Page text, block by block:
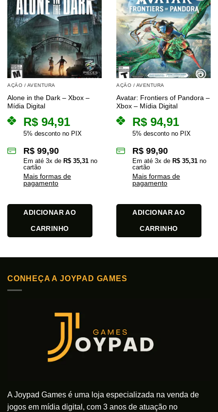
AÇÃO / AVENTURA
Alone in the Dark – Xbox –
Mídia Digital
R$ 94,91
5% desconto no PIX
R$ 99,90
Em até 3x de R$ 35,31 no
cartão
Mais formas de
pagamento
ADICIONAR AO
CARRINHO
AÇÃO / AVENTURA
Avatar: Frontiers of Pandora –
Xbox – Mídia Digital
R$ 94,91
5% desconto no PIX
R$ 99,90
Em até 3x de R$ 35,31 no
cartão
Mais formas de
pagamento
ADICIONAR AO
CARRINHO
CONHEÇA A JOYPAD GAMES
A Joypad Games é uma loja especializada na venda de
jogos em mídia digital, com 3 anos de atuação no